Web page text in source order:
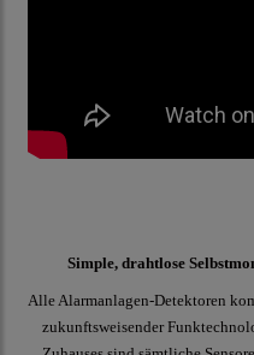
Simple, drahtlose
Alle Alarmanlagen-Detektoren
zukunftsweisender